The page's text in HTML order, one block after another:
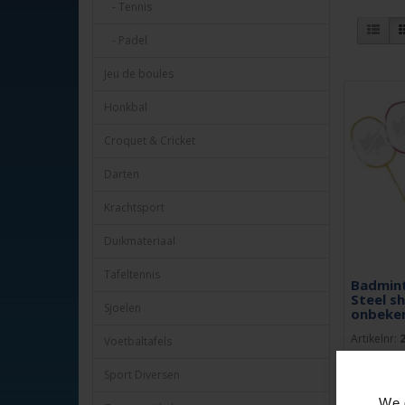
- Tennis
- Padel
Jeu de boules
Honkbal
Croquet & Cricket
Darten
Krachtsport
Duikmateriaal
Tafeltennis
Sjoelen
Voetbaltafels
Sport Diversen
Steel
Artikelnr:
steel